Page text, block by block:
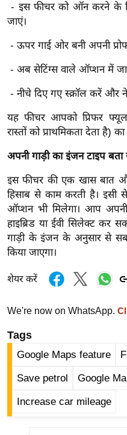
व
र्ल्ड
न्यू
ज
फ
म
नो
ज
न
ज
ग
त
बॉ
ली
हॉ
वु
ड
फि
स
- इस फीचर को ऑन करने के
जाएं।
- ऊपर गाई ओर बनी अपनी
- अब सेटिंग्स वाले ऑप्शन में
- नीचे दिए गए स्क्रॉल करें और
यह फीचर आपको प्रिफर
रास्तों को प्राथमिकता देता
अपनी गाड़ी का इंजन टाइप
इस फीचर की एक खास बात
हिसाब से काम करती है।
ऑप्शन भी मिलेगा। आप
हाइब्रिड या ईवी सिलेक्ट
गाड़ी के इंजन के अनुसार से
किया जाएगा।
शेयर करें
We're now on WhatsApp.
Tags
Google Maps feature
Save petrol Google
Increase car mileage